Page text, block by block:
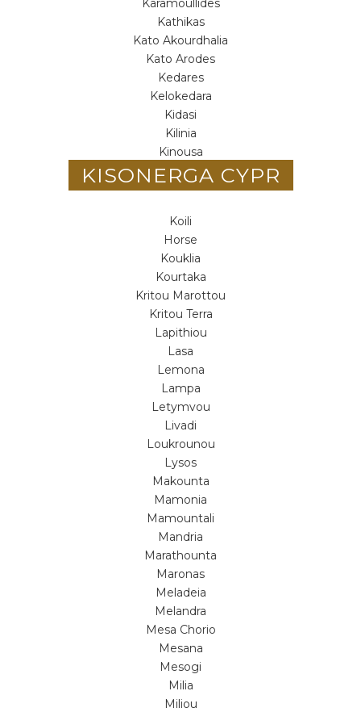
Karamoullides
Kathikas
Kato Akourdhalia
Kato Arodes
Kedares
Kelokedara
Kidasi
Kilinia
Kinousa
KISONERGA CYPR
Koili
Horse
Kouklia
Kourtaka
Kritou Marottou
Kritou Terra
Lapithiou
Lasa
Lemona
Lampa
Letymvou
Livadi
Loukrounou
Lysos
Makounta
Mamonia
Mamountali
Mandria
Marathounta
Maronas
Meladeia
Melandra
Mesa Chorio
Mesana
Mesogi
Milia
Miliou